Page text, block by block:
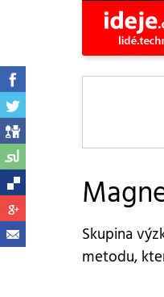
Skupina
metodu,